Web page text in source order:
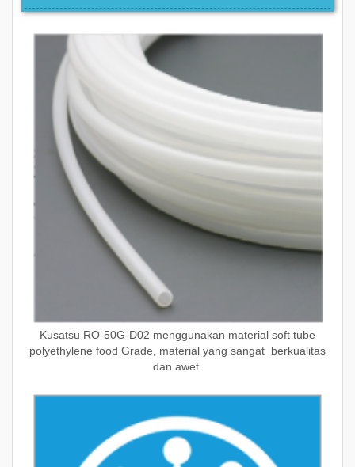
Kusatsu RO-50G-D02 menggunakan material soft tube
polyethylene food Grade, material yang sangat berkualitas
dan awet.